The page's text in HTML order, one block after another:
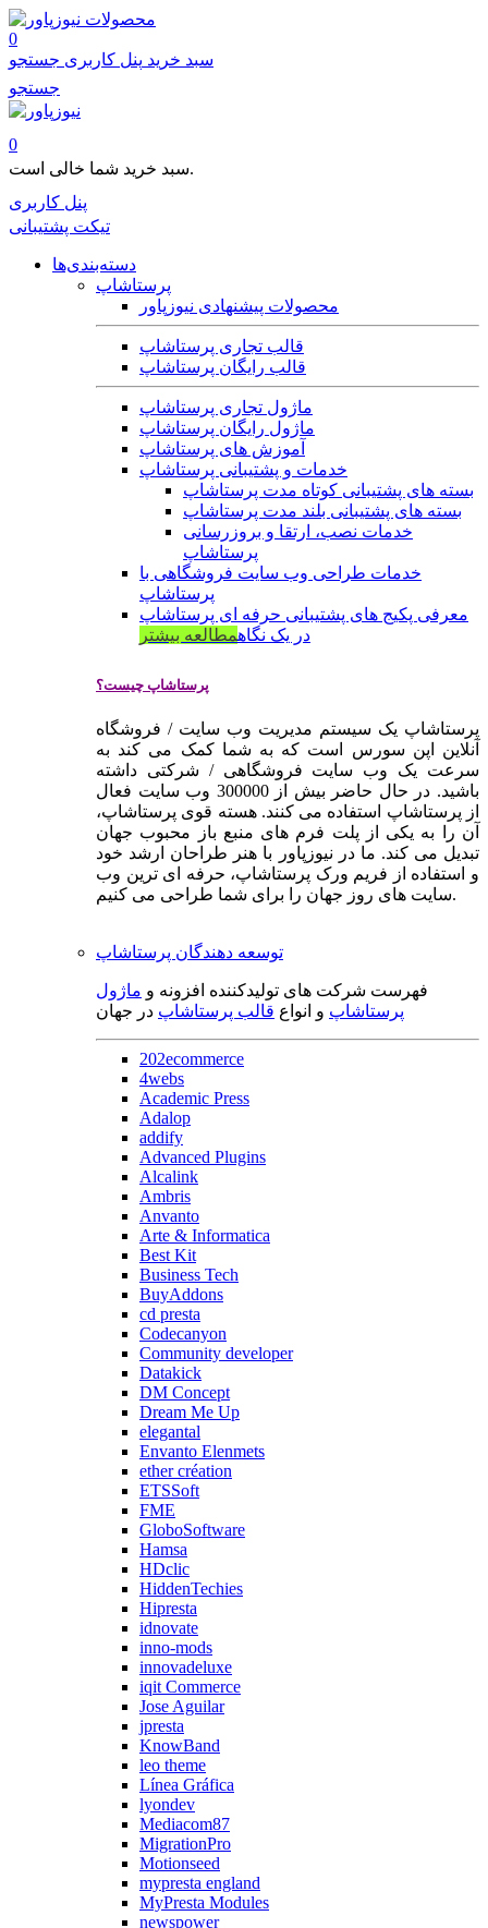
محصولات
0
سبد خرید پنل کاربری جستجو
جستجو
0
سبد خرید شما خالی است.
پنل کاربری
تیکت پشتیبانی
دسته‌بندی‌ها
پرستاشاپ
محصولات پیشنهادی نیوزپاور
قالب تجاری پرستاشاپ
قالب رایگان پرستاشاپ
ماژول تجاری پرستاشاپ
ماژول رایگان پرستاشاپ
آموزش های پرستاشاپ
خدمات و پشتیبانی پرستاشاپ
بسته های پشتیبانی کوتاه مدت پرستاشاپ
بسته های پشتیبانی بلند مدت پرستاشاپ
خدمات نصب، ارتقا و بروزرسانی
پرستاشاپ
خدمات طراحی وب سایت فروشگاهی با
پرستاشاپ
معرفی پکیج های پشتیبانی حرفه ای پرستاشاپ
در یک نگاهمطالعه بیشتر
پرستاشاپ چیست؟
پرستاشاپ یک سیستم مدیریت وب سایت / فروشگاه
آنلاین اپن سورس است که به شما کمک می کند به
سرعت یک وب سایت فروشگاهی / شرکتی داشته
باشید. در حال حاضر بیش از 300000 وب سایت فعال
از پرستاشاپ استفاده می کنند. هسته قوی پرستاشاپ،
آن را به یکی از پلت فرم های منبع باز محبوب جهان
تبدیل می کند. ما در نیوزپاور با هنر طراحان ارشد خود
و استفاده از فریم ورک پرستاشاپ، حرفه ای ترین وب
سایت های روز جهان را برای شما طراحی می کنیم.
توسعه دهندگان پرستاشاپ
فهرست شرکت های تولیدکننده افزونه و ماژول
پرستاشاپ و انواع قالب پرستاشاپ در جهان
202ecommerce
4webs
Academic Press
Adalop
addify
Advanced Plugins
Alcalink
Ambris
Anvanto
Arte & Informatica
Best Kit
Business Tech
BuyAddons
cd presta
Codecanyon
Community developer
Datakick
DM Concept
Dream Me Up
elegantal
Envanto Elenmets
ether création
ETSSoft
FME
GloboSoftware
Hamsa
HDclic
HiddenTechies
Hipresta
idnovate
inno-mods
innovadeluxe
iqit Commerce
Jose Aguilar
jpresta
KnowBand
leo theme
Línea Gráfica
lyondev
Mediacom87
MigrationPro
Motionseed
mypresta england
MyPresta Modules
newspower